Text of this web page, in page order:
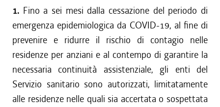
1. Fino a sei mesi dalla cessazione del periodo di
emergenza epidemiologica da COVID-19, al fine di
prevenire e ridurre il rischio di contagio nelle
residenze per anziani e al contempo di garantire la
necessaria continuità assistenziale, gli enti del
Servizio sanitario sono autorizzati, limitatamente
alle residenze nelle quali sia accertata o sospettata